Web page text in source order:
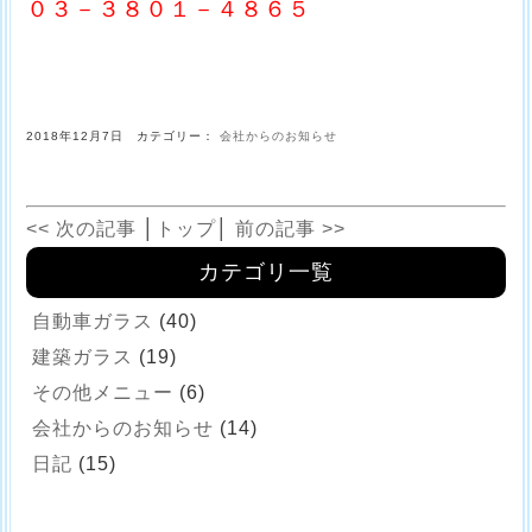
０３－３８０１－４８６５
2018年12月7日 カテゴリー：会社からのお知らせ
<< 次の記事 トップ │前の記事 >>
カテゴリ一覧
自動車ガラス (40)
建築ガラス (19)
その他メニュー (6)
会社からのお知らせ (14)
日記 (15)